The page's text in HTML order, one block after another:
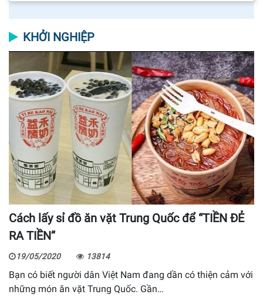
KHỞI NGHIỆP
Cách lấy sỉ đồ ăn vặt Trung Quốc để “TIỀN ĐẺ
RA TIỀN”
19/05/2020 13814
Bạn có biết người dân Việt Nam đang dần có thiện cảm với
những món ăn vặt Trung Quốc. Gần…